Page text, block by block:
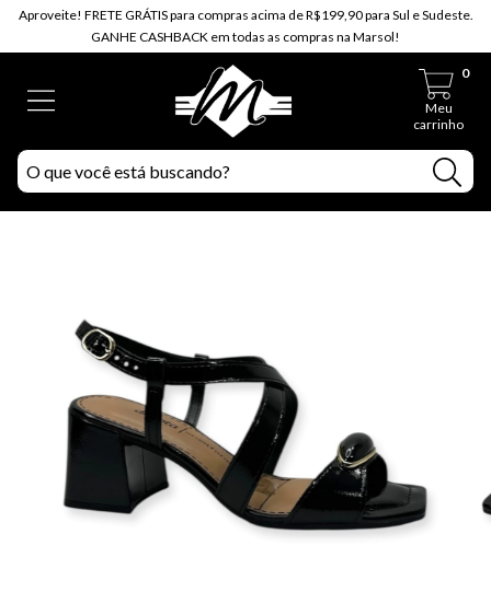
Aproveite! FRETE GRÁTIS para compras acima de R$199,90 para Sul e Sudeste.
GANHE CASHBACK em todas as compras na Marsol!
Meu
carrinho
0